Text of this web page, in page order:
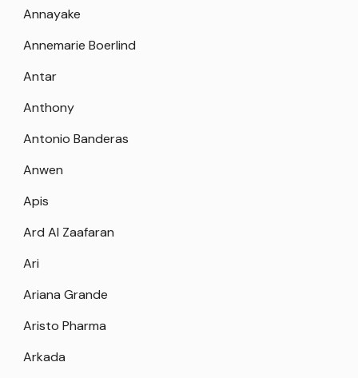
Annayake
Annemarie Boerlind
Antar
Anthony
Antonio Banderas
Anwen
Apis
Ard Al Zaafaran
Ari
Ariana Grande
Aristo Pharma
Arkada